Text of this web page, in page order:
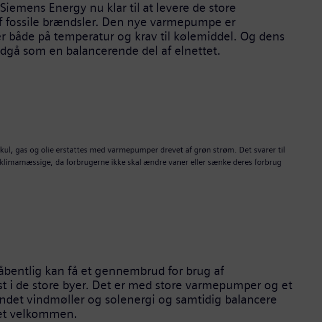
Energy nu klar til at levere de store
brændsler. Den nye varmepumpe er
på temperatur og krav til kølemiddel. Og dens
som en balancerende del af elnettet.
gas og olie erstattes med varmepumper drevet af grøn strøm. Det svarer til
da forbrugerne ikke skal ændre vaner eller sænke deres forbrug
kan få et gennembrud for brug af
de store byer. Det er med store varmepumper og et
vindmøller og solenergi og samtidig balancere
som vi hilser meget velkommen.